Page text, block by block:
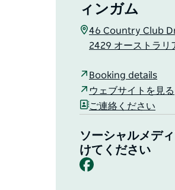
ィンガム
46 Country Club
2429 オーストラリ
Booking details
ウェブサイトを見る
ご連絡ください
ソーシャルメデ
けてください
Facebook